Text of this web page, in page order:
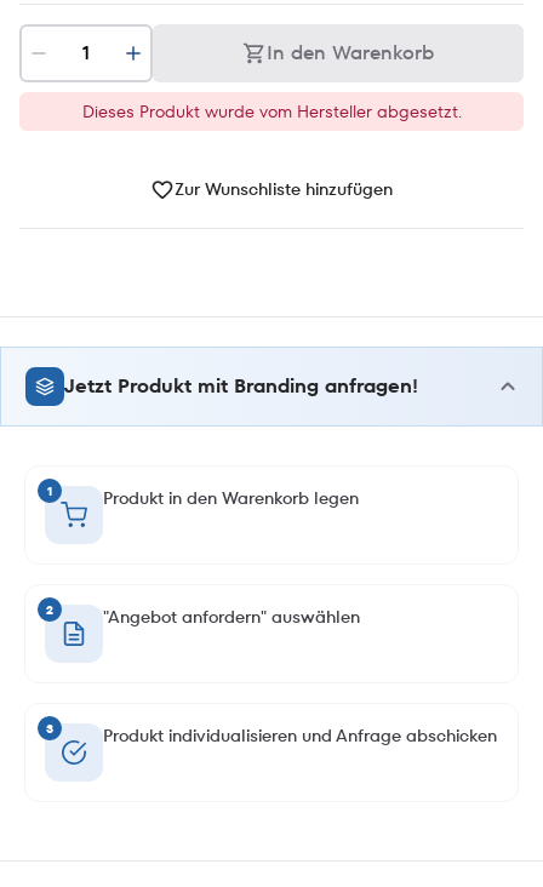
In den Warenkorb
Dieses Produkt wurde vom Hersteller abgesetzt.
Zur Wunschliste hinzufügen
Jetzt Produkt mit Branding anfragen!
1 Produkt in den Warenkorb legen
2 "Angebot anfordern" auswählen
3 Produkt individualisieren und Anfrage abschicken